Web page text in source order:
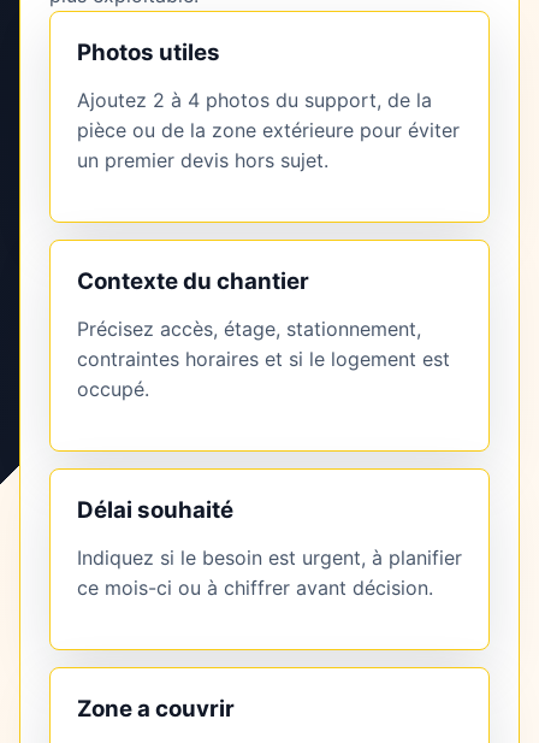
Photos utiles
Ajoutez 2 à 4 photos du support, de la
pièce ou de la zone extérieure pour éviter
un premier devis hors sujet.
Contexte du chantier
Précisez accès, étage, stationnement,
contraintes horaires et si le logement est
occupé.
Délai souhaité
Indiquez si le besoin est urgent, à planifier
ce mois-ci ou à chiffrer avant décision.
Zone a couvrir